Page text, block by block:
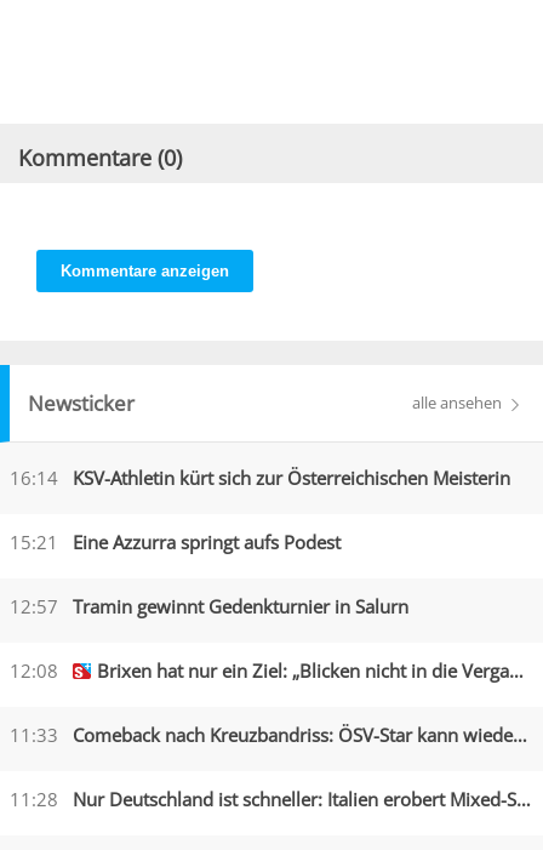
Kommentare (0)
Kommentare anzeigen
Newsticker alle ansehen
16:14 KSV-Athletin kürt sich zur Österreichischen Meisterin
15:21 Eine Azzurra springt aufs Podest
12:57 Tramin gewinnt Gedenkturnier in Salurn
12:08 Brixen hat nur ein Ziel: „Blicken nicht in die Vergangenheit“
11:33 Comeback nach Kreuzbandriss: ÖSV-Star kann wieder lachen
11:28 Nur Deutschland ist schneller: Italien erobert Mixed-Silber